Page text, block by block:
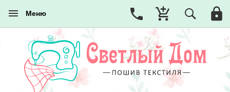
Меню